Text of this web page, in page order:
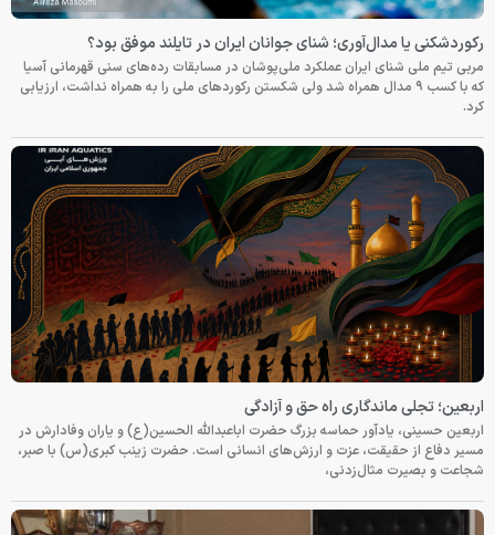
رکوردشکنی یا مدال‌آوری؛ شنای جوانان ایران در تایلند موفق بود؟
مربی تیم ملی شنای ایران عملکرد ملی‌پوشان در مسابقات رده‌های سنی قهرمانی آسیا
که با کسب ۹ مدال همراه شد ولی شکستن رکوردهای ملی را به همراه نداشت، ارزیابی
کرد.
اربعین؛ تجلی ماندگاری راه حق و آزادگی
اربعین حسینی، یادآور حماسه بزرگ حضرت اباعبدالله الحسین(ع) و یاران وفادارش در
مسیر دفاع از حقیقت، عزت و ارزش‌های انسانی است. حضرت زینب کبری(س) با صبر،
شجاعت و بصیرت مثال‌زدنی،